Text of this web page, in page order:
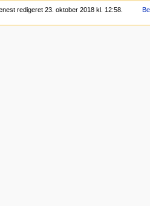
redigeret 23. oktober 2018 kl. 12:58.